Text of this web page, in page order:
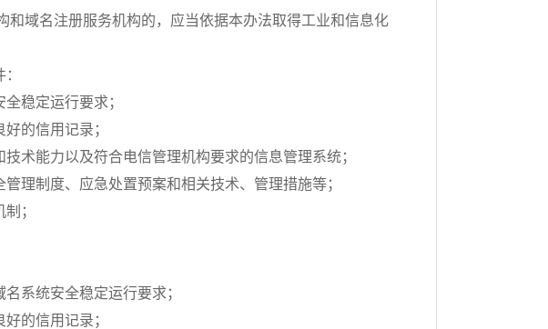
域名注册服务机构的，应当依据本办法取得工业和信息化
稳定运行要求；
的信用记录；
术能力以及符合电信管理机构要求的信息管理系统；
理制度、应急处置预案和相关技术、管理措施等；
；
系统安全稳定运行要求；
的信用记录；